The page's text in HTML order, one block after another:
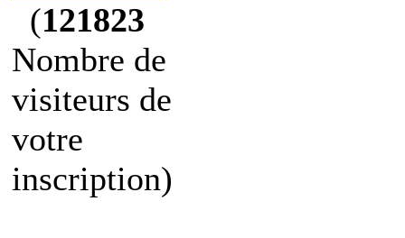
(121823
Nombre de
visiteurs de
votre
inscription)